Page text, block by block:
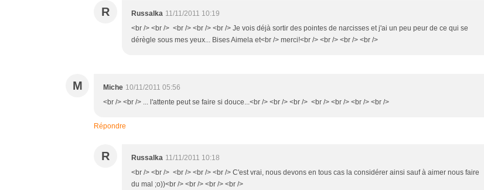
R Russalka 11/11/2011 10:19
<br /> <br /> <br /> <br /> <br /> Je vois déjà sortir des pointes de narcisses et j'ai un peu peur de ce qui se
dérègle sous mes yeux... Bises Aimela et<br /> merci!<br /> <br /> <br /> <br />
M Miche 10/11/2011 05:56
<br /> <br /> ... l'attente peut se faire si douce...<br /> <br /> <br /> <br /> <br /> <br /> <br />
Répondre
R Russalka 11/11/2011 10:18
<br /> <br /> <br /> <br /> <br /> C'est vrai, nous devons en tous cas la considérer ainsi sauf à aimer nous faire
du mal ;o))<br /> <br /> <br /> <br />